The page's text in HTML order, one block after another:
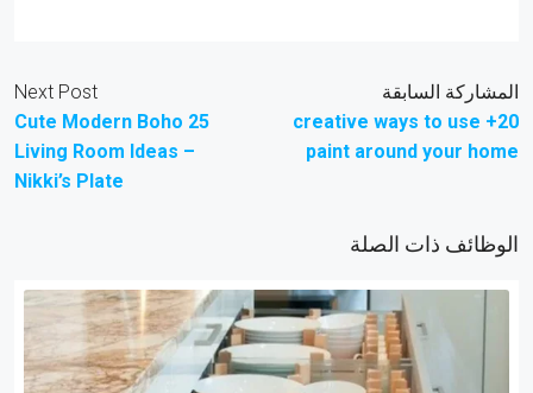
مكتب للإيجار في المهندسين 300م خطوات من شارع
أحمد عرابي الرئيسي .
فاطيمة 219م برخصة
المشاركة السابقة
20+ creative ways to use
paint around your home
Next Post
25 Cute Modern Boho
Living Room Ideas –
Nikki’s Plate
الوظائف ذات الصلة